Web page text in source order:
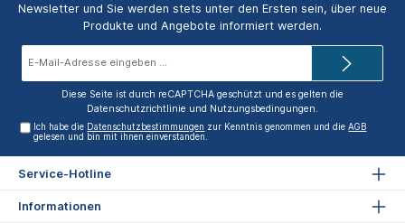
Newsletter und Sie werden stets unter den Ersten sein, über neue
Produkte und Angebote informiert werden.
Diese Seite ist durch reCAPTCHA geschützt und es gelten die
Datenschutzrichtlinie und Nutzungsbedingungen.
Ich habe die Datenschutzbestimmungen zur Kenntnis genommen und dieAGB
gelesen und bin mit ihnen einverstanden.
Service-Hotline
Informationen